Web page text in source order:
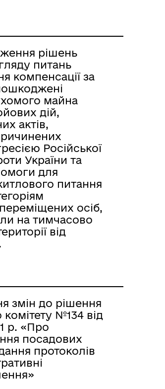
рішень
питань
компенсації за
майна
дій,
актів,
Російської
України та
для
питання
осіб,
на тимчасово
від
змін до рішення
№134 від
р. «Про
посадових
протоколів